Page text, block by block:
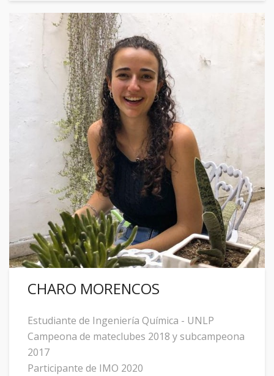
CHARO MORENCOS
Estudiante de Ingeniería Química - UNLP
Campeona de mateclubes 2018 y subcampeona
2017
Participante de IMO 2020